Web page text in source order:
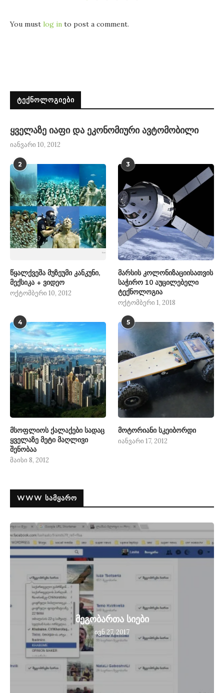
You must log in to post a comment.
ᲢᲔᲥᲜᲝᲚᲝᲒᲘᲔᲑᲘ
ყველაზე იაფი და ეკონომიური ავტომობილი
იანვარი 10, 2012
2
წყალქვეშა მუზეუმი კანკუნი,
მექსიკა + ვიდეო
ოქტომბერი 10, 2012
3
მარსის კოლონიზაციისათვის
საჭირო 10 აუცილებელი
ტექნოლოგია
ოქტომბერი 1, 2018
4
მსოფლიოს ქალაქები სადაც
ყველაზე მეტი მაღლივი
შენობაა
მაისი 8, 2012
5
მოტორიანი სკეიბორდი
იანვარი 17, 2012
WWW ᲡᲐᲛᲧᲐᲠᲝ
მეგობართა სიები
ივნ 27, 2017